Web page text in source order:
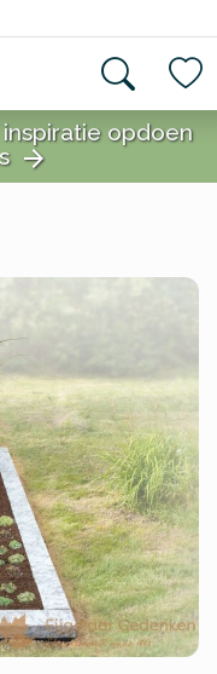
opdoen
arrow_forward